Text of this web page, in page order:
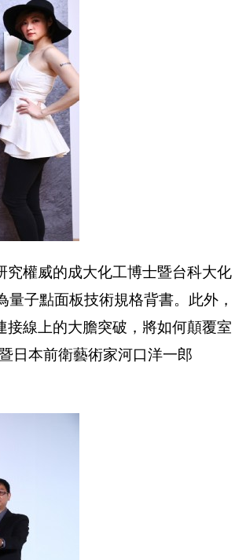
權威的成大化工博士暨台科大化
子點面板技術規格背書。此外，
線上的大膽突破，將如何顛覆室
日本前衛藝術家河口洋一郎